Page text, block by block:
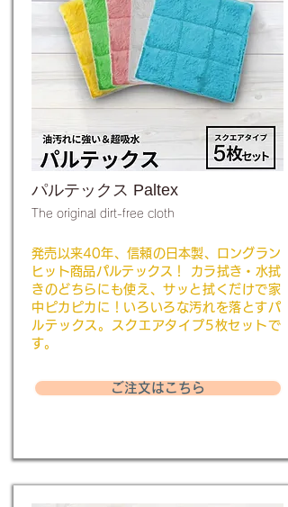
パルテックス Paltex
The original dirt-free cloth
発売以来40年、信頼の日本製、ロングラン
ヒット商品パルテックス！ カラ拭き・水拭
きのどちらにも使え、サッと拭くだけで家
中ピカピカに！いろいろな汚れを落とすパ
ルテックス。スクエアタイプ5枚セットで
す。
ご注文はこちら